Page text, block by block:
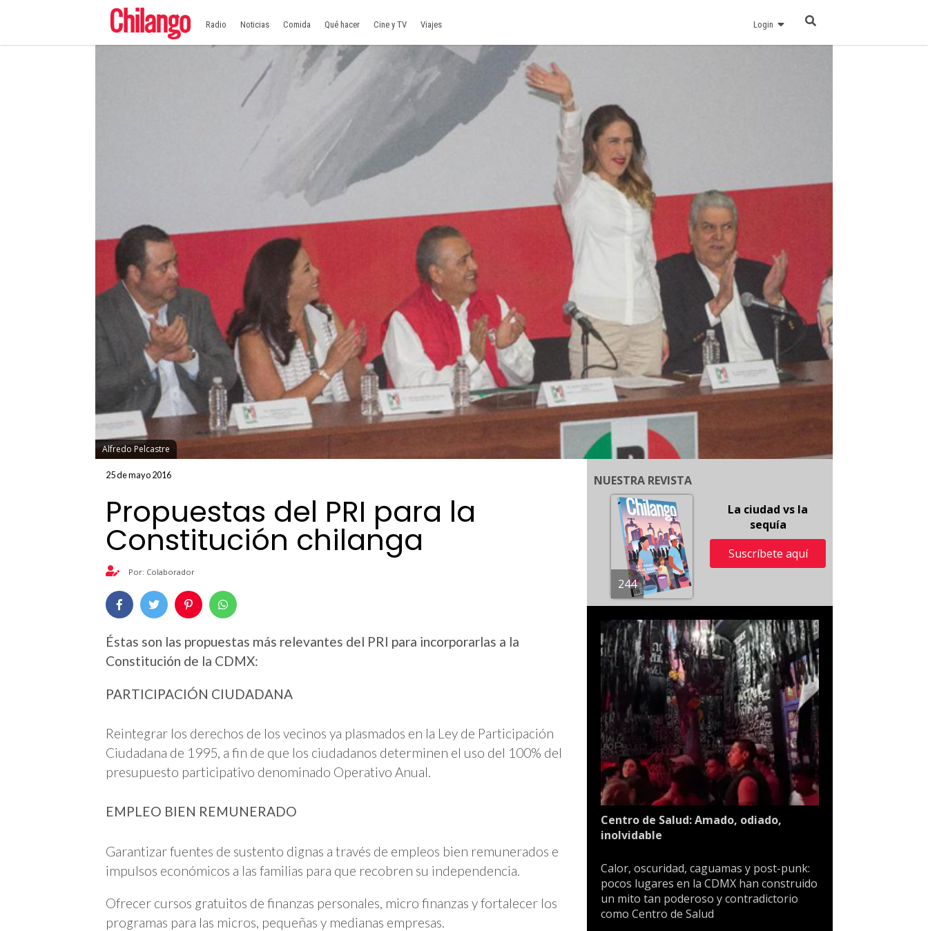
Radio Noticias Comida Qué hacer Cine y TV Viajes Login
Alfredo Pelcastre
25 de mayo 2016
Propuestas del PRI para la
Constitución chilanga
Por: Colaborador
Éstas son las propuestas más relevantes del PRI para incorporarlas a la
Constitución de la CDMX:
PARTICIPACIÓN CIUDADANA
Reintegrar los derechos de los vecinos ya plasmados en la Ley de Participación
Ciudadana de 1995, a fin de que los ciudadanos determinen el uso del 100% del
presupuesto participativo denominado Operativo Anual.
EMPLEO BIEN REMUNERADO
Garantizar fuentes de sustento dignas a través de empleos bien remunerados e
impulsos económicos a las familias para que recobren su independencia.
Ofrecer cursos gratuitos de finanzas personales, micro finanzas y fortalecer los
programas para las micros, pequeñas y medianas empresas.
NUESTRA REVISTA
244
La ciudad vs la
sequía
Suscríbete aquí
Centro de Salud: Amado, odiado,
inolvidable
Calor, oscuridad, caguamas y post-punk:
pocos lugares en la CDMX han construido
un mito tan poderoso y contradictorio
como Centro de Salud